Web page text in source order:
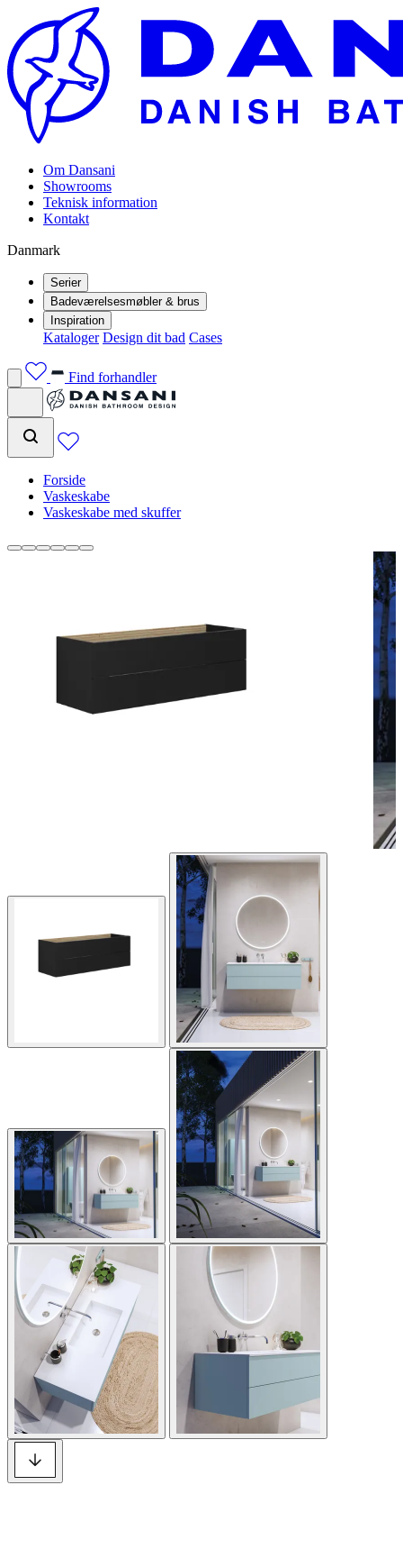
Om Dansani
Showrooms
Teknisk information
Kontakt
Danmark
Serier
Badeværelsesmøbler & brus
Inspiration
Kataloger Design dit bad Cases
Find forhandler
Forside
Vaskeskabe
Vaskeskabe med skuffer